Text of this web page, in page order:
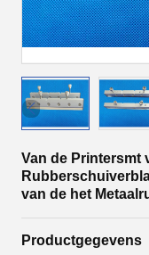
Van de Printersmt
van de het
Productgegevens